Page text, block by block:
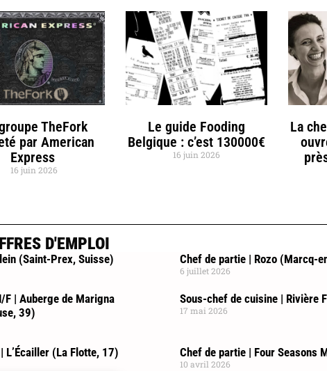
TheFork
par American
Express
16 juin 2026
Le guide Fooding
Belgique : c’est 130000€
16 juin 2026
La
D'EMPLOI
(Saint-Prex, Suisse) Chef de partie | Rozo (Marcq-
6 juillet 2026
F | Auberge de Marigna
39)
Sous-chef de cuisine | Rivière
17 mai 2026
L’Écailler (La Flotte, 17) Chef de partie | Four Seasons
10 avril 2026